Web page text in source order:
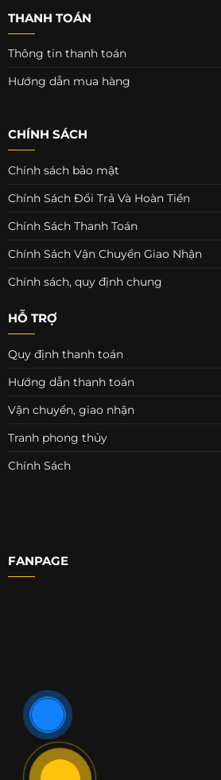
THANH TOÁN
Thông tin thanh toán
Hướng dẫn mua hàng
CHÍNH SÁCH
Chính sách bảo mật
Chính Sách Đổi Trả Và Hoàn Tiền
Chính Sách Thanh Toán
Chính Sách Vận Chuyển Giao Nhận
Chính sách, quy định chung
HỖ TRỢ
Quy định thanh toán
Hướng dẫn thanh toán
Vận chuyển, giao nhận
Tranh phong thủy
Chính Sách
FANPAGE